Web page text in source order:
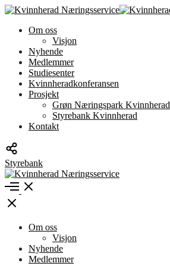
Om oss
Visjon
Nyhende
Medlemmer
Studiesenter
Kvinnheradkonferansen
Prosjekt
Grøn Næringspark Kvinnherad
Styrebank Kvinnherad
Kontakt
Toggle
social
modal
StyrebankStyrebank
Kvinnherad
Open
Menu
Close
Om oss
Visjon
Nyhende
Medlemmer